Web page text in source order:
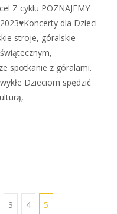
Z cyklu POZNAJEMY
dla Dzieci
stroje, góralskie
spotkanie z góralami.
Dzieciom spędzić
3 4 5